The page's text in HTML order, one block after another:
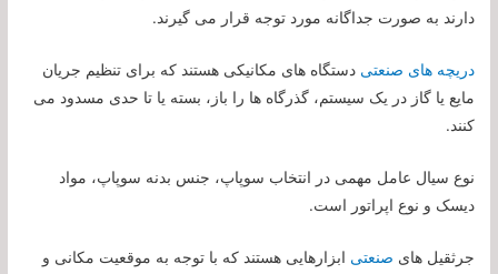
دارند به صورت جداگانه مورد توجه قرار می گیرند.
دریچه های صنعتی دستگاه های مکانیکی هستند که برای تنظیم جریان
مایع یا گاز در یک سیستم، گذرگاه ها را باز، بسته یا تا حدی مسدود می
کنند.
نوع سیال عامل مهمی در انتخاب سوپاپ، جنس بدنه سوپاپ، مواد
دیسک و نوع اپراتور است.
جرثقیل های صنعتی ابزارهایی هستند که با توجه به موقعیت مکانی و